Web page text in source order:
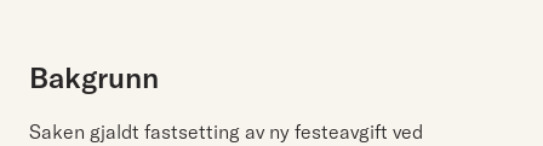
Bakgrunn
Saken gjaldt fastsetting av ny festeavgift ved